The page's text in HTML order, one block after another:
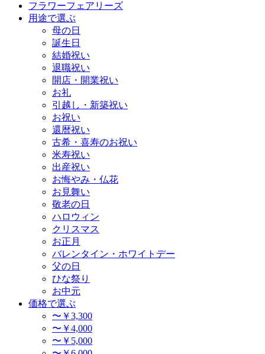
フラワーフェアリーズ
用途で選ぶ
母の日
誕生日
結婚祝い
退職祝い
開店・開業祝い
お礼
引越し・新築祝い
お祝い
還暦祝い
古希・喜寿のお祝い
米寿祝い
出産祝い
お悔やみ・仏花
お見舞い
敬老の日
ハロウィン
クリスマス
お正月
バレンタイン・ホワイトデー
父の日
ひな祭り
お中元
価格で選ぶ
〜￥3,300
〜￥4,000
〜￥5,000